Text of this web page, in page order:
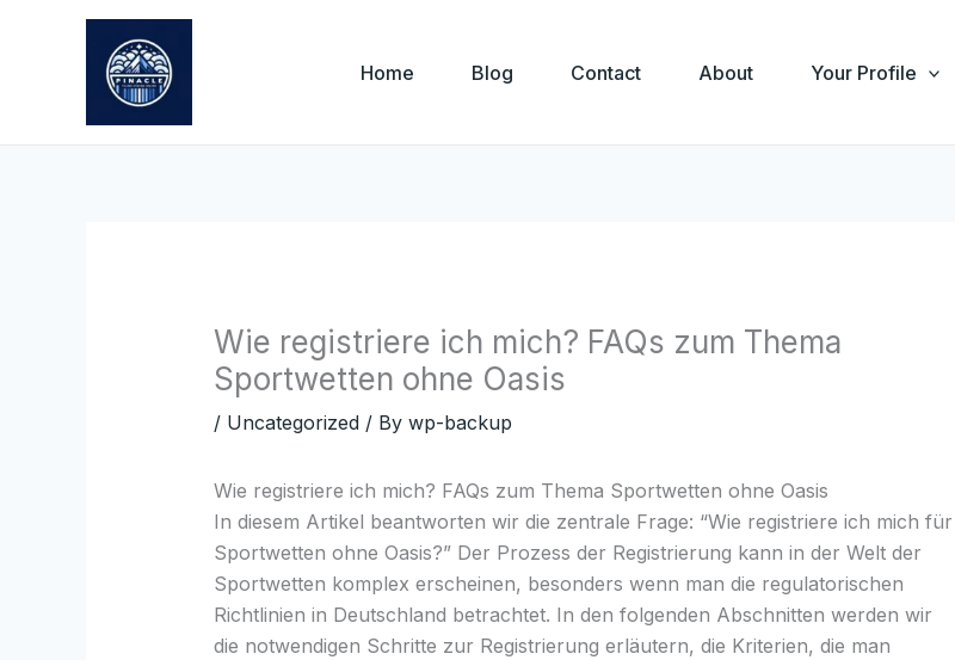
Home Blog Contact About Your Profile
Wie registriere ich mich? FAQs zum Thema
Sportwetten ohne Oasis
/ Uncategorized/ By wp-backup
Wie registriere ich mich? FAQs zum Thema Sportwetten ohne Oasis
In diesem Artikel beantworten wir die zentrale Frage: “Wie registriere ich mich für
Sportwetten ohne Oasis?” Der Prozess der Registrierung kann in der Welt der
Sportwetten komplex erscheinen, besonders wenn man die regulatorischen
Richtlinien in Deutschland betrachtet. In den folgenden Abschnitten werden wir
die notwendigen Schritte zur Registrierung erläutern, die Kriterien, die man